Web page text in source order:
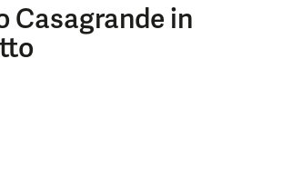
Casagrande in